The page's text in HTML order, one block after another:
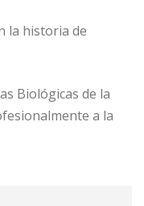
la historia de
Biológicas de la
a la